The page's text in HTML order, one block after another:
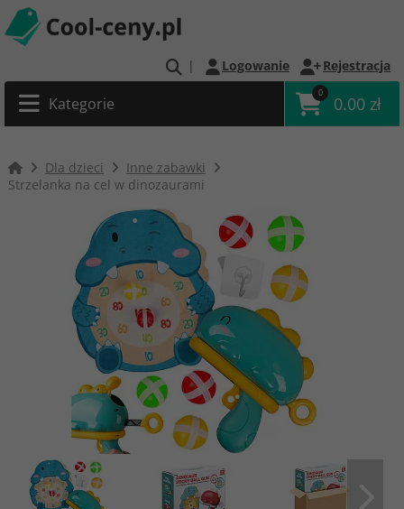
| Logowanie Rejestracja
Kategorie
0
0.00 zł
Dla dzieci
Inne zabawki
Strzelanka na cel w dinozaurami